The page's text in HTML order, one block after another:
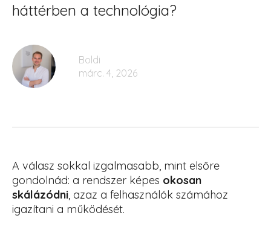
háttérben a technológia?
Boldi
márc. 4, 2026
A válasz sokkal izgalmasabb, mint elsőre
gondolnád: a rendszer képes okosan
skálázódni, azaz a felhasználók számához
igazítani a működését.